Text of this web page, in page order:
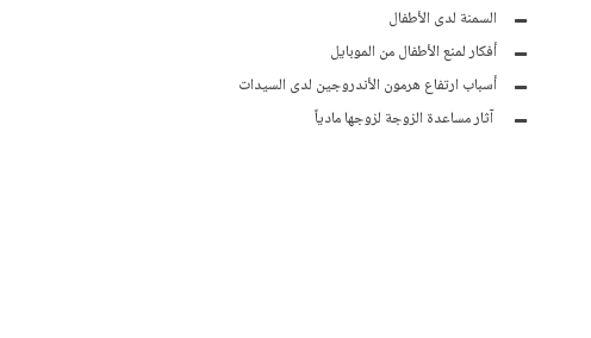
السمنة لدى الأطفال
أفكار لمنع الأطفال من الموبايل
أسباب ارتفاع هرمون الأندروجين لدى السيدات
آثار مساعدة الزوجة لزوجها مادياً